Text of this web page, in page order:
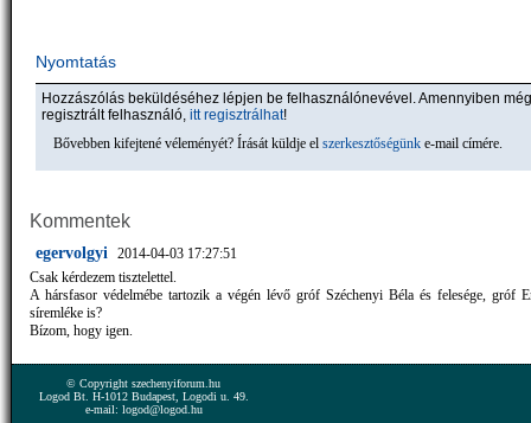
Nyomtatás
Hozzászólás beküldéséhez lépjen be felhasználónevével. Amennyiben
regisztrált felhasználó, itt regisztrálhat!
Bővebben kifejtené véleményét? Írását küldje el szerkesztőségünk e-mail címére.
Kommentek
egervolgyi 2014-04-03 17:27:51
Csak kérdezem tisztelettel.
A hársfasor védelmébe tartozik a végén lévő gróf Széchenyi Béla és felesége, gróf
síremléke is?
Bízom, hogy igen.
© Copyright szechenyiforum.hu
Logod Bt. H-1012 Budapest, Logodi u. 49.
e-mail: logod@logod.hu